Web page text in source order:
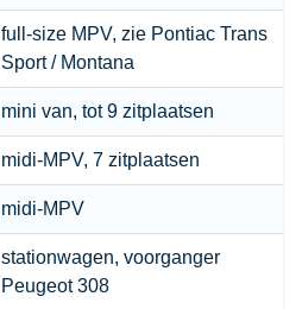
full-size MPV, zie Pontiac Trans
Sport / Montana
mini van, tot 9 zitplaatsen
midi-MPV, 7 zitplaatsen
midi-MPV
stationwagen, voorganger
Peugeot 308